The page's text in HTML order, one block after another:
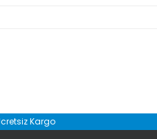
Kargo